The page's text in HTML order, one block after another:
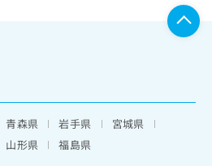
青森県 岩手県
宮城県
山形県
福島県